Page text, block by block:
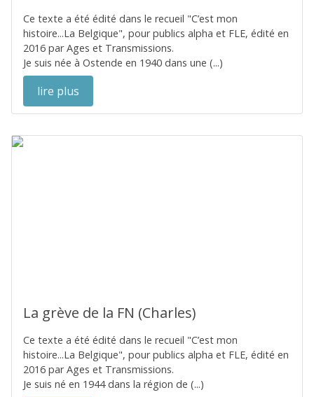
Ce texte a été édité dans le recueil "C’est mon
histoire...La Belgique", pour publics alpha et FLE, édité en
2016 par Ages et Transmissions.
Je suis née à Ostende en 1940 dans une (...)
lire plus
La grève de la FN (Charles)
Ce texte a été édité dans le recueil "C’est mon
histoire...La Belgique", pour publics alpha et FLE, édité en
2016 par Ages et Transmissions.
Je suis né en 1944 dans la région de (...)